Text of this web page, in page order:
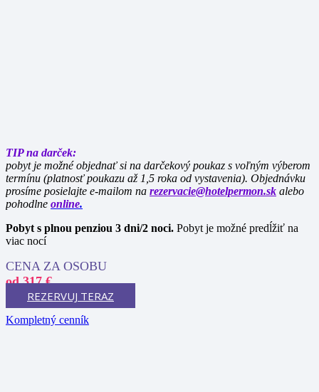
TIP na darček:
pobyt je možné objednať si na darčekový poukaz s voľným výberom
termínu (platnosť poukazu až 1,5 roka od vystavenia). Objednávku
prosíme posielajte e-mailom na rezervacie@hotelpermon.sk alebo
pohodlne online.
Pobyt s plnou penziou 3 dni/2 noci. Pobyt je možné predĺžiť na
viac nocí
CENA ZA OSOBU
od 317 €
REZERVUJ TERAZ
Kompletný cenník